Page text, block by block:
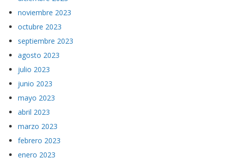
noviembre 2023
octubre 2023
septiembre 2023
agosto 2023
julio 2023
junio 2023
mayo 2023
abril 2023
marzo 2023
febrero 2023
enero 2023